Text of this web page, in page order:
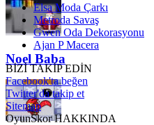
Noel Baba
Elsa Moda Çarkı
Metroda Savaş
Gwen Oda Dekorasyonu
Ajan P Macera
BİZİ TAKİP EDİN
Facebook'ta beğen
Twitter'da takip et
Sitemap
OyunSkor HAKKINDA